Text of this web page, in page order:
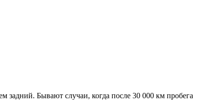
задний. Бывают случаи, когда после 30 000 км пробега